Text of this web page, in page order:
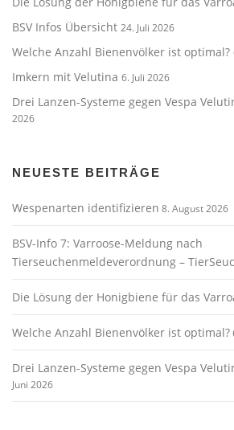
BSV Infos Übersicht 24. Juli 2026
Welche Anzahl Bienenvölker ist optimal?
Imkern mit Velutina 6. Juli 2026
Drei Lanzen-Systeme gegen Vespa
2026
NEUESTE BEITRÄGE
Wespenarten identifizieren 8. August 2026
BSV-Info 7: Varroose-Meldung nach
Tierseuchenmeldeverordnung –
Die Lösung der Honigbiene für das
Welche Anzahl Bienenvölker ist optimal?
Drei Lanzen-Systeme gegen Vespa
Juni 2026